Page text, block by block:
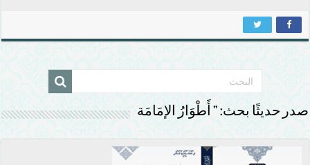
صدر حديثًا بحث: ” أَطْوَارُ الإمَامَة